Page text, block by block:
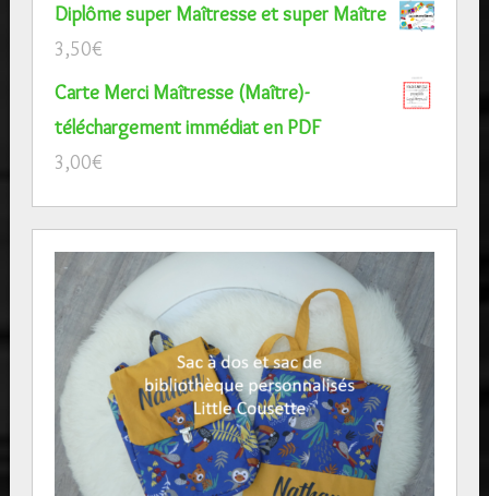
Diplôme super Maîtresse et super Maître
3,50€
Carte Merci Maîtresse (Maître)-
téléchargement immédiat en PDF
3,00€